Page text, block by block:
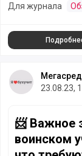
Для журнала
23.08.23,
📨 Важное
воинском